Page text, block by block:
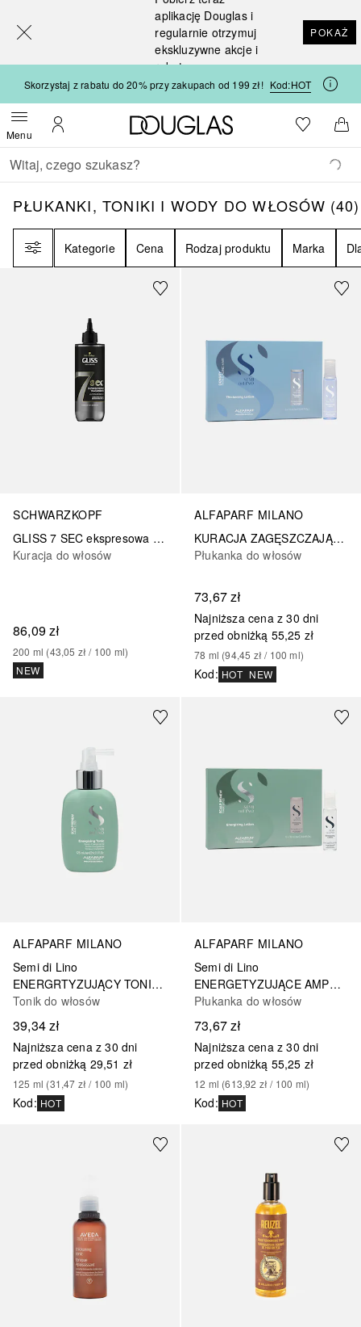
aplikację Douglas i
regularnie otrzymuj
ekskluzywne akcje i
rabaty
POKAŻ
Skorzystaj z rabatu do 20% przy zakupach od 199 zł! Kod:HOT
MenuOtwórz menuMoje konto
Strona główna Douglas
Do listyDo
Wracać
Wykonaj wyszukiwanie
PŁUKANKI, TONIKI I WODY DO WŁOSÓW40
PŁUKANKI, TONIKI I WODY DO WŁOSÓW (40)
Kategorie Cena Rodzaj produktu Marka
SCHWARZKOPF
GLISS 7 SEC ekspresowa naprawa, ostateczna naprawa
Kuracja do włosów
86,09 zł
200 ml (43,05 zł / 100 ml)
NEW
ALFAPARF MILANO
KURACJA ZAGĘSZCZAJĄCA DO WŁOSÓW CIENKICH I STARZEJĄCYCH SIĘ
Płukanka do włosów
73,67 zł
Najniższa cena z 30 dni
przed obniżką 55,25 zł
78 ml (94,45 zł / 100 ml)
Kod: HOT NEW
ALFAPARF MILANO
Semi di Lino
ENERGRTYZUJĄCY TONIK PRZECIW WYPADANIU WŁOSÓW
Tonik do włosów
39,34 zł
Najniższa cena z 30 dni
przed obniżką 29,51 zł
125 ml (31,47 zł / 100 ml)
Kod: HOT
ALFAPARF MILANO
Semi di Lino
ENERGETYZUJĄCE AMPUŁKI DO WŁOSÓW WYPADAJĄCYCH
Płukanka do włosów
73,67 zł
Najniższa cena z 30 dni
przed obniżką 55,25 zł
12 ml (613,92 zł / 100 ml)
Kod: HOT
[navigation.slideout.screenreader]